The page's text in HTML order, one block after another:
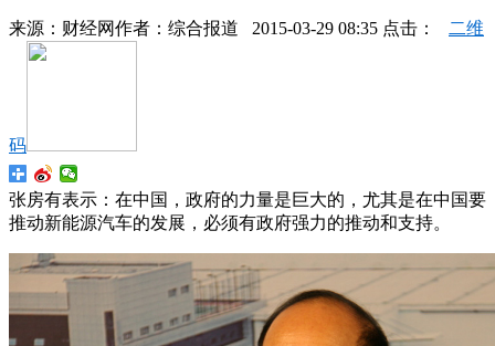
来源： 财经网作者： 综合报道 2015-03-29 08:35 点击： 二维
码
张房有表示：在中国，政府的力量是巨大的，尤其是在中国要
推动新能源汽车的发展，必须有政府强力的推动和支持。